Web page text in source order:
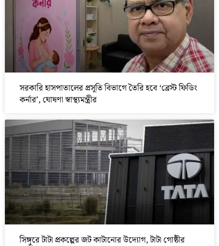
সরকারি হাসপাতালের প্রসূতি বিভাগে তৈরি হবে ‘ব্রেস্ট ফিডিং
কর্নার’, ঘোষণা স্বাস্থ্যমন্ত্রীর
সিঙ্গুরে টাটা প্রকল্পের জট কাটানোর উদ্যোগ, টাটা গোষ্ঠীর